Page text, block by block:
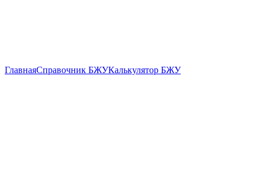
ГлавнаяСправочник БЖУКалькулятор БЖУ